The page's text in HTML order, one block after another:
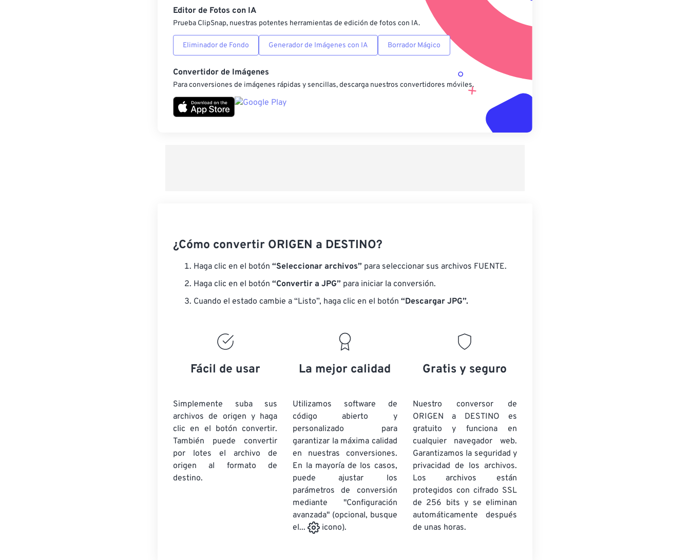
Editor de Fotos con IA
Prueba ClipSnap, nuestras potentes herramientas de edición de fotos con IA.
Eliminador de Fondo Generador de Imágenes con IA Borrador Mágico
Convertidor de Imágenes
Para conversiones de imágenes rápidas y sencillas, descarga nuestros convertidores móviles.
¿Cómo convertir ORIGEN a DESTINO?
Haga clic en el botón “Seleccionar archivos” para seleccionar sus archivos FUENTE.
Haga clic en el botón “Convertir a JPG” para iniciar la conversión.
Cuando el estado cambie a “Listo”, haga clic en el botón “Descargar JPG”.
Fácil de usar
Simplemente suba sus
archivos de origen y haga
clic en el botón convertir.
También puede convertir
por lotesel archivo de
origen al formato de
destino.
La mejor calidad
Utilizamos software de
código abierto y
personalizado para
garantizar la máxima calidad
en nuestras conversiones.
En la mayoría de los casos,
puede ajustar los
parámetros de conversión
mediante "Configuración
avanzada" (opcional, busque
el...
icono).
Gratis y seguro
Nuestro conversor de
ORIGEN a DESTINO es
gratuito y funciona en
cualquier navegador web.
Garantizamos la seguridad y
privacidad de los archivos.
Los archivos están
protegidos con cifrado SSL
de 256 bits y se eliminan
automáticamente después
de unas horas.